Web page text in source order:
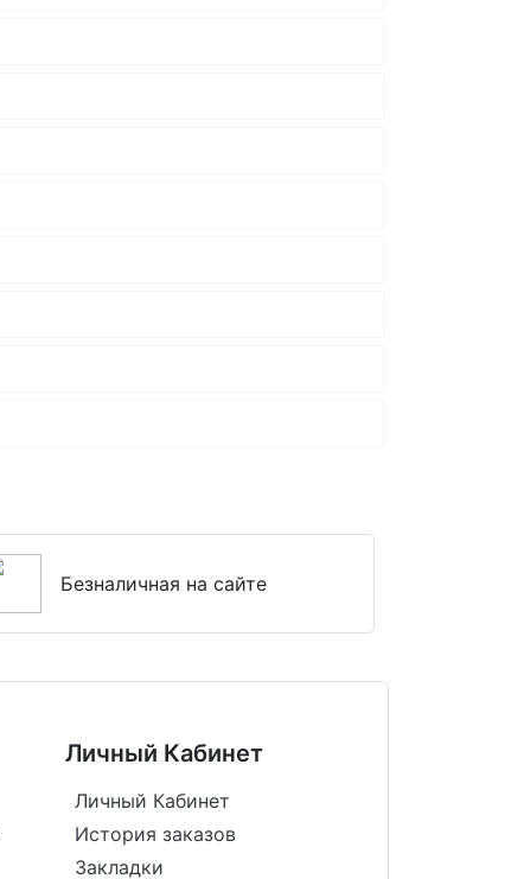
Безналичная на сайте
Личный Кабинет
Личный Кабинет
История заказов
Закладки